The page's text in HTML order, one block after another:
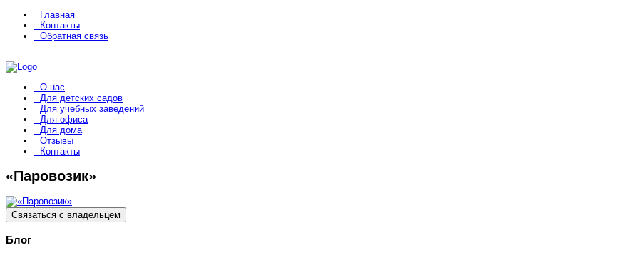
Главная
Контакты
Обратная связь
О нас
Для детских садов
Для учебных заведений
Для офиса
Для дома
Отзывы
Контакты
«Паровозик»
Связаться с владельцем
Блог